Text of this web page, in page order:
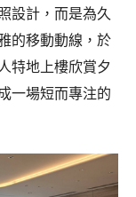
設計，而是為久
的移動動線，於
特地上樓欣賞夕
一場短而專注的